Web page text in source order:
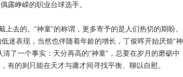
露峥嵘的职业台球选手。
去的。“神童”的称谓，更多寄予的是人们热切的期盼。
迷表现，当然也伴随着年龄的增长，丁俊晖开始厌烦“神
了一个事实：天分再高的“神童”，总要在岁月的磨砺中
有的则只能在天才与庸才间寻找平衡、聊以自慰。